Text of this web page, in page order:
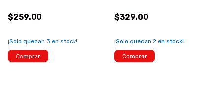
$259.00
¡Solo quedan 3 en stock!
Comprar
$329.00
¡Solo quedan 2 en stock!
Comprar